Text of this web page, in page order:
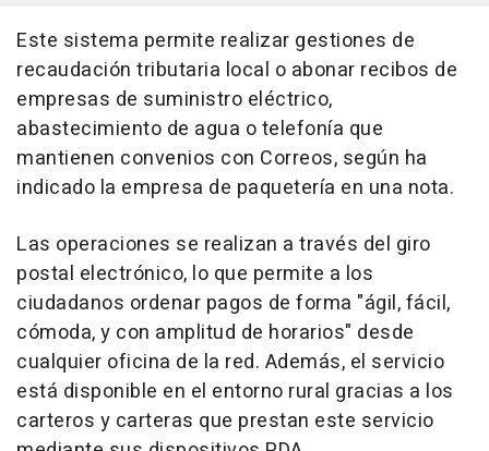
Este sistema permite realizar gestiones de
recaudación tributaria local o abonar recibos de
empresas de suministro eléctrico,
abastecimiento de agua o telefonía que
mantienen convenios con Correos, según ha
indicado la empresa de paquetería en una nota.
Las operaciones se realizan a través del giro
postal electrónico, lo que permite a los
ciudadanos ordenar pagos de forma "ágil, fácil,
cómoda, y con amplitud de horarios" desde
cualquier oficina de la red. Además, el servicio
está disponible en el entorno rural gracias a los
carteros y carteras que prestan este servicio